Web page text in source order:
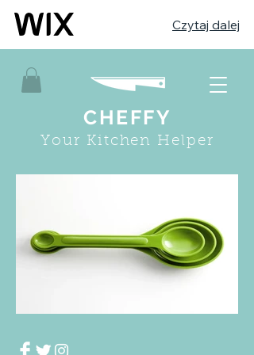
Czytaj dalej